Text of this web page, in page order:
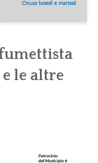
le altre